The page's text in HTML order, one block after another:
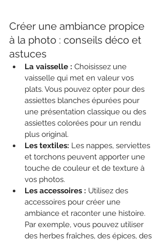
Créer une ambiance propice
à la photo : conseils déco et
astuces
La vaisselle : Choisissez une
vaisselle qui met en valeur vos
plats. Vous pouvez opter pour des
assiettes blanches épurées pour
une présentation classique ou des
assiettes colorées pour un rendu
plus original.
Les textiles: Les nappes, serviettes
et torchons peuvent apporter une
touche de couleur et de texture à
vos photos.
Les accessoires : Utilisez des
accessoires pour créer une
ambiance et raconter une histoire.
Par exemple, vous pouvez utiliser
des herbes fraîches, des épices, des